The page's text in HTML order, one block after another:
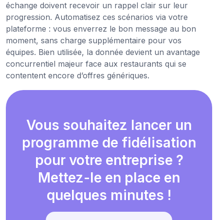
échange doivent recevoir un rappel clair sur leur
progression. Automatisez ces scénarios via votre
plateforme : vous enverrez le bon message au bon
moment, sans charge supplémentaire pour vos
équipes. Bien utilisée, la donnée devient un avantage
concurrentiel majeur face aux restaurants qui se
contentent encore d’offres génériques.
Vous souhaitez lancer un
programme de fidélisation
pour votre entreprise ?
Mettez-le en place en
quelques minutes !